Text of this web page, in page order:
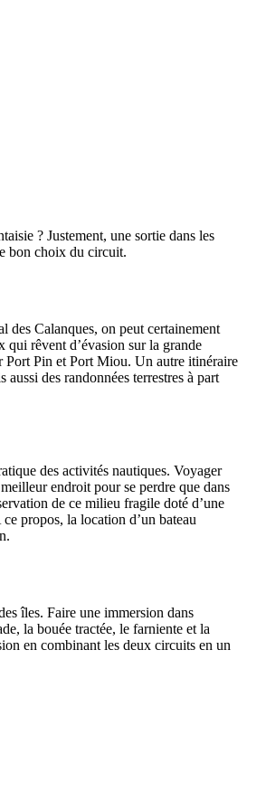
? Justement, une sortie dans les
bon choix du circuit.
des Calanques, on peut certainement
qui rêvent d’évasion sur la grande
Port Pin et Port Miou. Un autre itinéraire
des randonnées terrestres à part
des activités nautiques. Voyager
endroit pour se perdre que dans
de ce milieu fragile doté d’une
propos, la location d’un bateau
îles. Faire une immersion dans
la bouée tractée, le farniente et la
en combinant les deux circuits en un